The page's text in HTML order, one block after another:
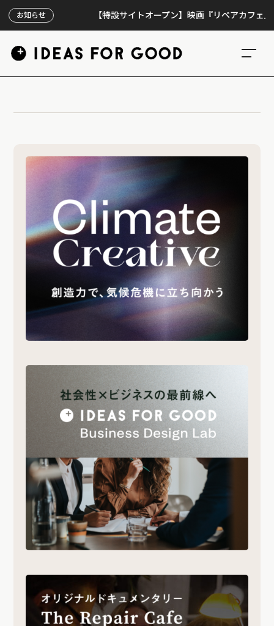
お知らせ 【特設サイトオープン】映画『リペアカフェ』、上